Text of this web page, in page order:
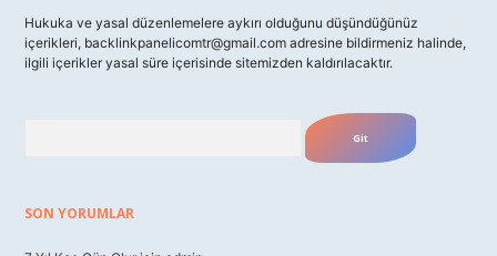
Hukuka ve yasal düzenlemelere aykırı olduğunu düşündüğünüz
içerikleri, backlinkpanelicomtr@gmail.com adresine bildirmeniz halinde,
ilgili içerikler yasal süre içerisinde sitemizden kaldırılacaktır.
SON YORUMLAR